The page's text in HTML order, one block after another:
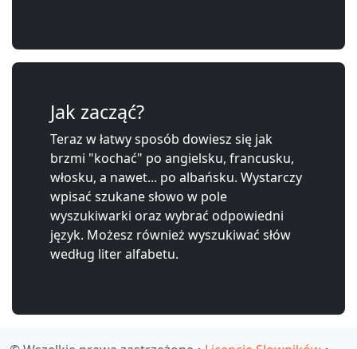
Jak zacząć?
Teraz w łatwy sposób dowiesz się jak
brzmi "kochać" po angielsku, francusku,
włosku, a nawet... po albańsku. Wystarczy
wpisać szukane słowo w pole
wyszukiwarki oraz wybrać odpowiedni
język. Możesz również wyszukiwać słów
według liter alfabetu.